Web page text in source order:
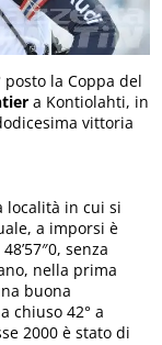
la Coppa del
a Kontiolahti, in
vittoria
località in cui si
a imporsi è
senza
nella prima
buona
chiuso 42° a
2000 è stato di